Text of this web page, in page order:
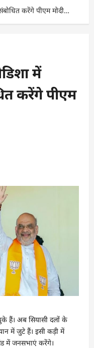
करेंगे पीएम मोदी…
में
करेंगे पीएम
हैं। अब सियासी दलों के
में जुटे हैं। इसी कड़ी में
में जनसभाएं करेंगे।